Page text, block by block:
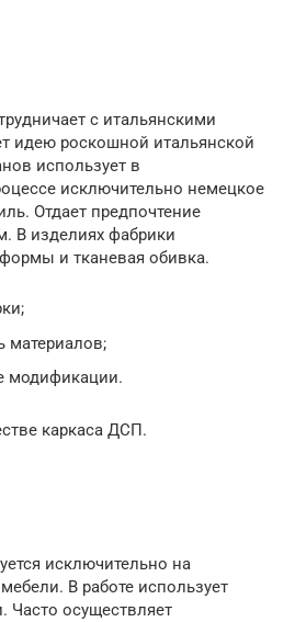
с итальянскими
идею роскошной итальянской
использует в
исключительно немецкое
Отдает предпочтение
В изделиях фабрики
и тканевая обивка.
материалов;
модификации.
каркаса ДСП.
исключительно на
В работе использует
Часто осуществляет